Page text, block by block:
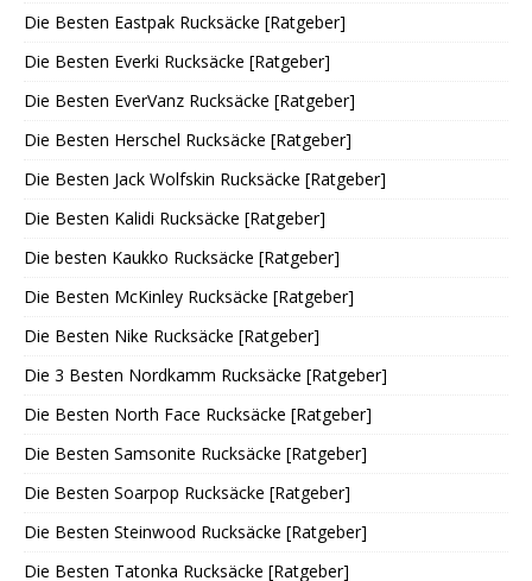
Die Besten Eastpak Rucksäcke [Ratgeber]
Die Besten Everki Rucksäcke [Ratgeber]
Die Besten EverVanz Rucksäcke [Ratgeber]
Die Besten Herschel Rucksäcke [Ratgeber]
Die Besten Jack Wolfskin Rucksäcke [Ratgeber]
Die Besten Kalidi Rucksäcke [Ratgeber]
Die besten Kaukko Rucksäcke [Ratgeber]
Die Besten McKinley Rucksäcke [Ratgeber]
Die Besten Nike Rucksäcke [Ratgeber]
Die 3 Besten Nordkamm Rucksäcke [Ratgeber]
Die Besten North Face Rucksäcke [Ratgeber]
Die Besten Samsonite Rucksäcke [Ratgeber]
Die Besten Soarpop Rucksäcke [Ratgeber]
Die Besten Steinwood Rucksäcke [Ratgeber]
Die Besten Tatonka Rucksäcke [Ratgeber]